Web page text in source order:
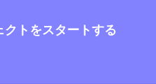
トをスタートする